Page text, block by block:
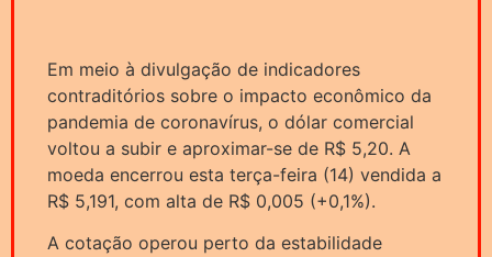
Em meio à divulgação de indicadores
contraditórios sobre o impacto econômico da
pandemia de coronavírus, o dólar comercial
voltou a subir e aproximar-se de R$ 5,20. A
moeda encerrou esta terça-feira (14) vendida a
R$ 5,191, com alta de R$ 0,005 (+0,1%).
A cotação operou perto da estabilidade